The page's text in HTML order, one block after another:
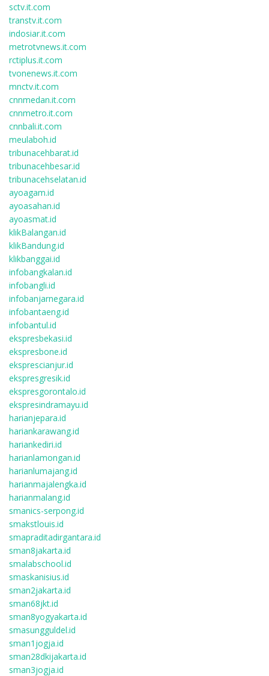
sctv.it.com
transtv.it.com
indosiar.it.com
metrotvnews.it.com
rctiplus.it.com
tvonenews.it.com
mnctv.it.com
cnnmedan.it.com
cnnmetro.it.com
cnnbali.it.com
meulaboh.id
tribunacehbarat.id
tribunacehbesar.id
tribunacehselatan.id
ayoagam.id
ayoasahan.id
ayoasmat.id
klikBalangan.id
klikBandung.id
klikbanggai.id
infobangkalan.id
infobangli.id
infobanjarnegara.id
infobantaeng.id
infobantul.id
ekspresbekasi.id
ekspresbone.id
eksprescianjur.id
ekspresgresik.id
ekspresgorontalo.id
ekspresindramayu.id
harianjepara.id
hariankarawang.id
hariankediri.id
harianlamongan.id
harianlumajang.id
harianmajalengka.id
harianmalang.id
smanics-serpong.id
smakstlouis.id
smapraditadirgantara.id
sman8jakarta.id
smalabschool.id
smaskanisius.id
sman2jakarta.id
sman68jkt.id
sman8yogyakarta.id
smasungguldel.id
sman1jogja.id
sman28dkijakarta.id
sman3jogja.id